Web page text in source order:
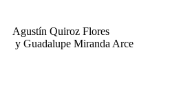
Agustín Quiroz Flores
y Guadalupe Miranda Arce